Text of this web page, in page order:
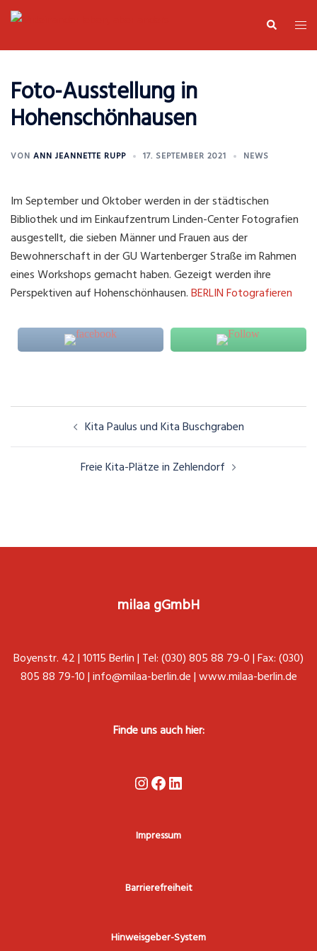
Zum
Inhalt
Suche
Foto-Ausstellung in
Hohenschönhausen
VON ANN JEANNETTE RUPP 17. SEPTEMBER 2021 NEWS
Im September und Oktober werden in der städtischen
Bibliothek und im Einkaufzentrum Linden-Center Fotografien
ausgestellt, die sieben Männer und Frauen aus der
Bewohnerschaft in der GU Wartenberger Straße im Rahmen
eines Workshops gemacht haben. Gezeigt werden ihre
Perspektiven auf Hohenschönhausen. BERLIN Fotografieren
Kita Paulus und Kita Buschgraben
Freie Kita-Plätze in Zehlendorf
milaa gGmbH
Boyenstr. 42 | 10115 Berlin | Tel: (030) 805 88 79-0 | Fax: (030)
805 88 79-10 | info@milaa-berlin.de | www.milaa-berlin.de
Finde uns auch hier:
Instagram
Facebook
LinkedIn
Impressum
Barrierefreiheit
Hinweisgeber-System